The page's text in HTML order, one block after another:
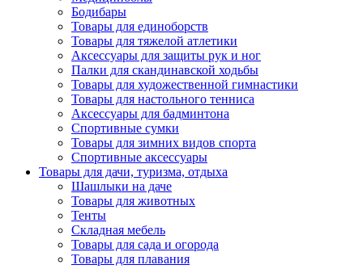
Бодибары
Товары для единоборств
Товары для тяжелой атлетики
Аксессуары для защиты рук и ног
Палки для скандинавской ходьбы
Товары для художественной гимнастики
Товары для настольного тенниса
Аксессуары для бадминтона
Спортивные сумки
Товары для зимних видов спорта
Спортивные аксессуары
Товары для дачи, туризма, отдыха
Шашлыки на даче
Товары для животных
Тенты
Складная мебель
Товары для сада и огорода
Товары для плавания